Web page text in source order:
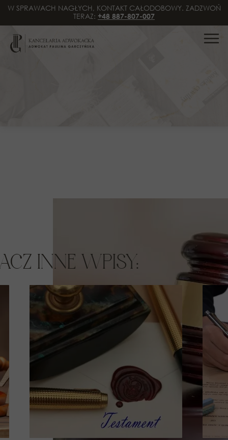
W SPRAWACH NAGŁYCH, KONTAKT CAŁODOBOWY. ZADZWOŃ
TERAZ: +48 887-807-007
INNE WPISY: